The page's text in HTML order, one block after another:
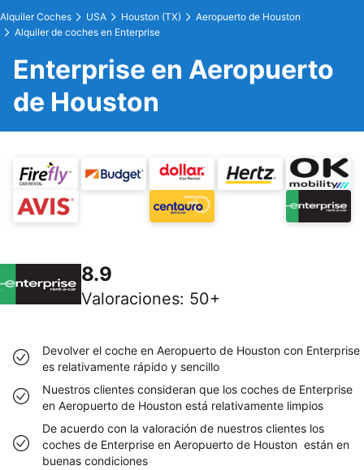
Alquiler Coches USA Houston (TX)
Aeropuerto de Houston
Alquiler de coches en Enterprise
Enterprise en Aeropuerto
de Houston
8.9
Valoraciones: 50+
Devolver el coche en Aeropuerto de Houston con Enterprise
es relativamente rápido y sencillo
Nuestros clientes consideran que los coches de Enterprise
en Aeropuerto de Houston está relativamente limpios
De acuerdo con la valoración de nuestros clientes los
coches de Enterprise en Aeropuerto de Houston están en
buenas condiciones